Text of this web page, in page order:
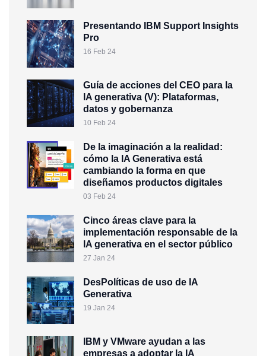
Presentando IBM Support Insights
Pro
16 Feb 24
Guía de acciones del CEO para la
IA generativa (V): Plataformas,
datos y gobernanza
10 Feb 24
De la imaginación a la realidad:
cómo la IA Generativa está
cambiando la forma en que
diseñamos productos digitales
03 Feb 24
Cinco áreas clave para la
implementación responsable de la
IA generativa en el sector público
27 Jan 24
DesPolíticas de uso de IA
Generativa
19 Jan 24
IBM y VMware ayudan a las
empresas a adoptar la IA